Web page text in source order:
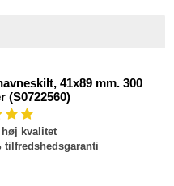
41x89 mm. 300
(S0722560)
kvalitet
tilfredshedsgaranti